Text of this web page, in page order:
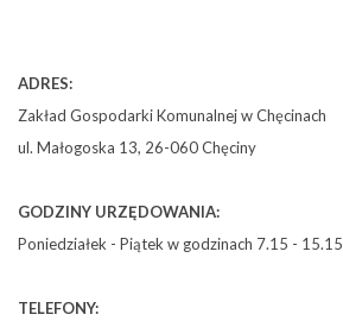
ADRES:
Zakład Gospodarki Komunalnej w Chęcinach
ul. Małogoska 13, 26-060 Chęciny
GODZINY URZĘDOWANIA:
Poniedziałek - Piątek w godzinach 7.15 - 15.15
TELEFONY: